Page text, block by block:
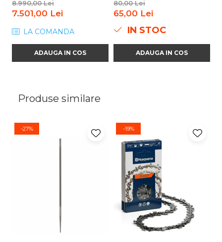
8.990,00 Lei
7.501,00 Lei
LA COMANDA
ADAUGA IN COS
80,00 Lei
65,00 Lei
IN STOC
ADAUGA IN COS
Produse similare
-27% -19%